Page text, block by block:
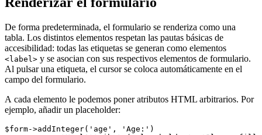
De forma predeterminada, el formulario se renderiza como una
tabla. Los distintos elementos respetan las pautas básicas de
accesibilidad: todas las etiquetas se generan como elementos
<label> y se asocian con sus respectivos elementos de formulario.
Al pulsar una etiqueta, el cursor se coloca automáticamente en el
campo del formulario.
A cada elemento le podemos poner atributos HTML arbitrarios. Por
ejemplo, añadir un placeholder:
$form->addInteger('age', 'Age:')